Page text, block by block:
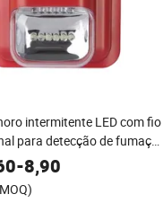
intermitente LED com fio
para detecção de fumaça
de alarme de incêndio
-8,90